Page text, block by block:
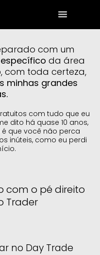
com um
da área
com toda certeza,
minhas grandes
com tudo que eu
dito há quase 10 anos,
é que você não perca
inúteis, como eu perdi
com o pé direito
Trader
no Day Trade